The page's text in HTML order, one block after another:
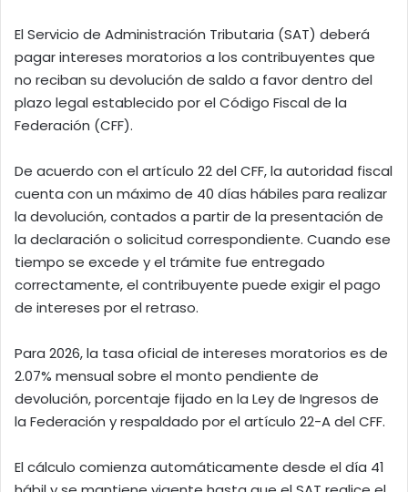
El Servicio de Administración Tributaria (SAT) deberá
pagar intereses moratorios a los contribuyentes que
no reciban su devolución de saldo a favor dentro del
plazo legal establecido por el Código Fiscal de la
Federación (CFF).
De acuerdo con el artículo 22 del CFF, la autoridad fiscal
cuenta con un máximo de 40 días hábiles para realizar
la devolución, contados a partir de la presentación de
la declaración o solicitud correspondiente. Cuando ese
tiempo se excede y el trámite fue entregado
correctamente, el contribuyente puede exigir el pago
de intereses por el retraso.
Para 2026, la tasa oficial de intereses moratorios es de
2.07% mensual sobre el monto pendiente de
devolución, porcentaje fijado en la Ley de Ingresos de
la Federación y respaldado por el artículo 22-A del CFF.
El cálculo comienza automáticamente desde el día 41